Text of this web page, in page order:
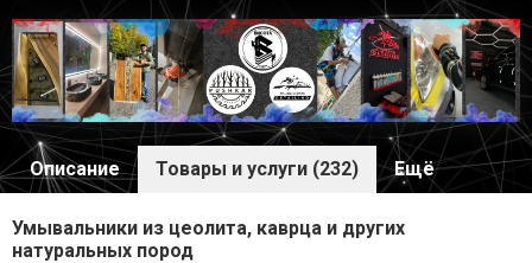
Описание Товары и услуги (232) Ещё
Умывальники из цеолита, каврца и других
натуральных пород